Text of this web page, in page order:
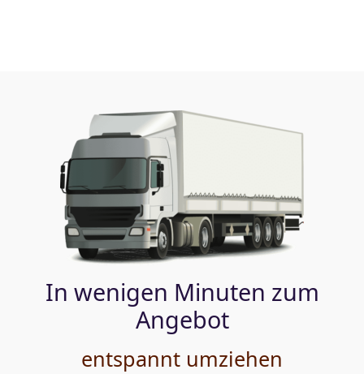
In wenigen Minuten zum
Angebot
entspannt umziehen